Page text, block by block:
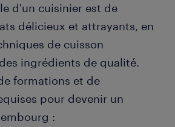
d'un cuisinier est de
délicieux et attrayants, en
de cuisson
ingrédients de qualité.
formations et de
pour devenir un
: